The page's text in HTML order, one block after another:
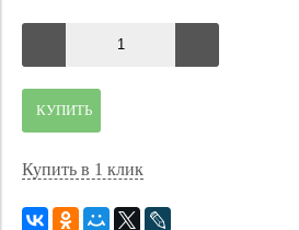
КУПИТЬ
Купить в 1 клик